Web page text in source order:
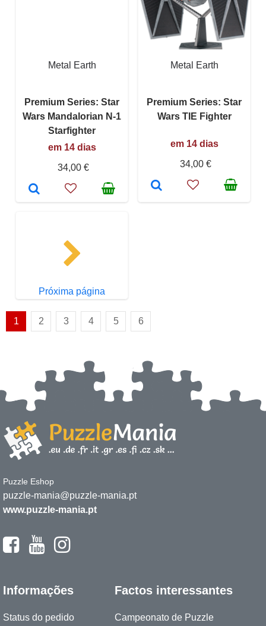
Metal Earth
Premium Series: Star
Wars Mandalorian N-1
Starfighter
em 14 dias
34,00 €
Metal Earth
Premium Series: Star
Wars TIE Fighter
em 14 dias
34,00 €
Próxima página
1 2 3 4 5 6
Puzzle Eshop
puzzle-mania@puzzle-mania.pt
www.puzzle-mania.pt
Informações
Status do pedido
Factos interessantes
Campeonato de Puzzle